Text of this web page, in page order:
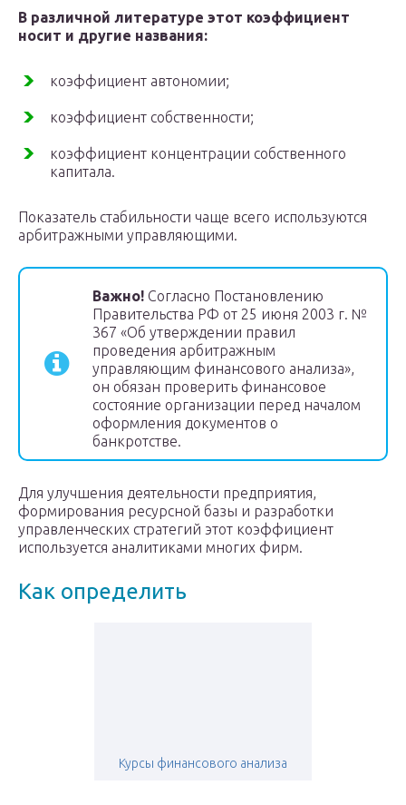
В различной литературе этот коэффициент
носит и другие названия:
коэффициент автономии;
коэффициент собственности;
коэффициент концентрации собственного
капитала.
Показатель стабильности чаще всего используются
арбитражными управляющими.
Важно! Согласно Постановлению
Правительства РФ от 25 июня 2003 г. №
367 «Об утверждении правил
проведения арбитражным
управляющим финансового анализа»,
он обязан проверить финансовое
состояние организации перед началом
оформления документов о
банкротстве.
Для улучшения деятельности предприятия,
формирования ресурсной базы и разработки
управленческих стратегий этот коэффициент
используется аналитиками многих фирм.
Как определить
Курсы финансового анализа